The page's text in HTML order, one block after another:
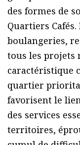
des formes de
Quartiers
boulangeries,
tous les projets
caractéristique
quartier
favorisent le
des services
territoires,